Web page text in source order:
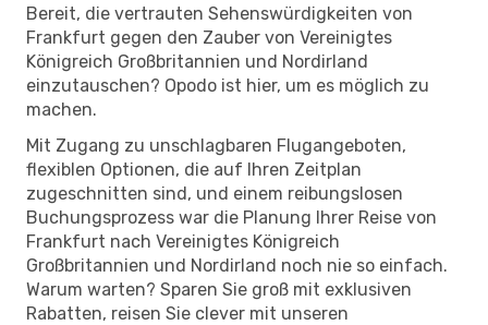
Bereit, die vertrauten Sehenswürdigkeiten von
Frankfurt gegen den Zauber von Vereinigtes
Königreich Großbritannien und Nordirland
einzutauschen? Opodo ist hier, um es möglich zu
machen.
Mit Zugang zu unschlagbaren Flugangeboten,
flexiblen Optionen, die auf Ihren Zeitplan
zugeschnitten sind, und einem reibungslosen
Buchungsprozess war die Planung Ihrer Reise von
Frankfurt nach Vereinigtes Königreich
Großbritannien und Nordirland noch nie so einfach.
Warum warten? Sparen Sie groß mit exklusiven
Rabatten, reisen Sie clever mit unseren